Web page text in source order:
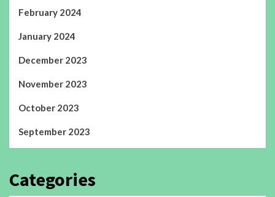
February 2024
January 2024
December 2023
November 2023
October 2023
September 2023
Categories